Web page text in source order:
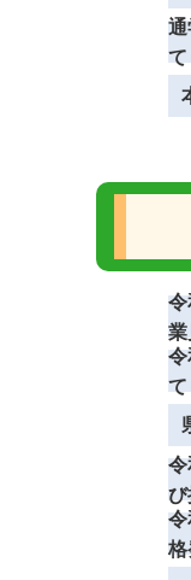
通
て
業
令
て
び
格